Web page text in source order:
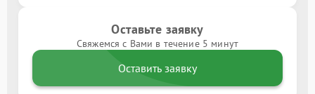
Оставьте заявку
Свяжемся с Вами в течение 5 минут
Оставить заявку